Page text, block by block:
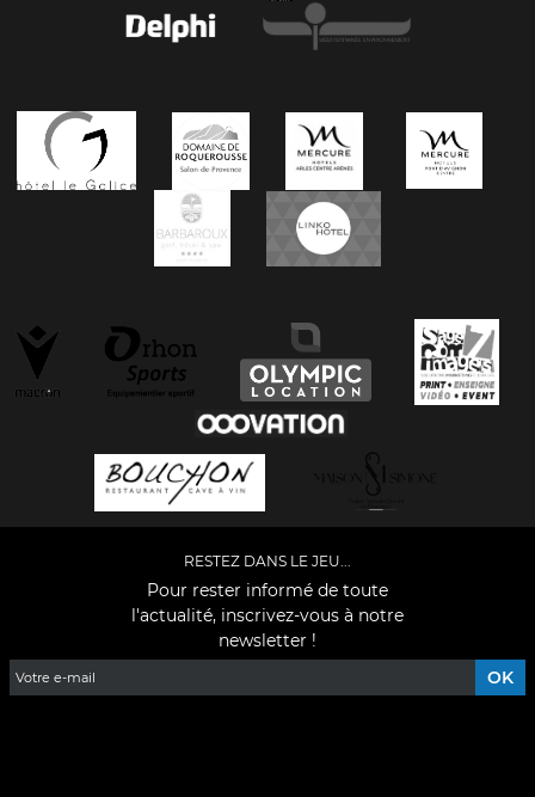
RESTEZ DANS LE JEU...
Pour rester informé de toute
l'actualité, inscrivez-vous à notre
newsletter !